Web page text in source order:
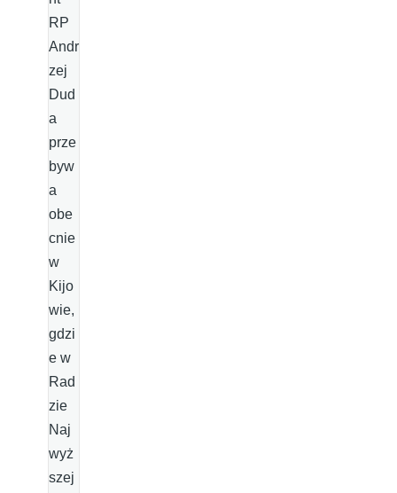
RP
Andr
zej
Dud
a
prze
byw
a
obe
cnie
w
Kijo
wie,
gdzi
e w
Rad
zie
Naj
wyż
szej